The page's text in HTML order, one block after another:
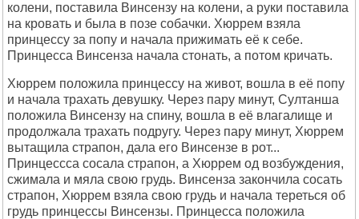
колени, поставила Винсензу на колени, а руки поставила
на кровать и была в позе собачки. Хюррем взяла
принцессу за попу и начала прижимать её к себе.
Принцесса Винсенза начала стонать, а потом кричать.
Хюррем положила принцессу на живот, вошла в её попу
и начала трахать девушку. Через пару минут, Султанша
положила Винсензу на спину, вошла в её влагалище и
продолжала трахать подругу. Через пару минут, Хюррем
вытащила страпон, дала его Винсензе в рот...
Принцессса сосала страпон, а Хюррем од возбуждения,
сжимала и мяла свою грудь. Винсенза закончила сосать
страпон, Хюррем взяла свою грудь и начала тереться об
грудь принцессы Винсензы. Принцесса положила